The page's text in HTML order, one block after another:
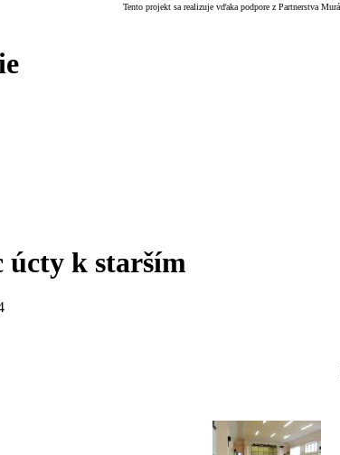
Tento projekt sa realizuje vďaka podpore z Partnerstva
úcty k starším